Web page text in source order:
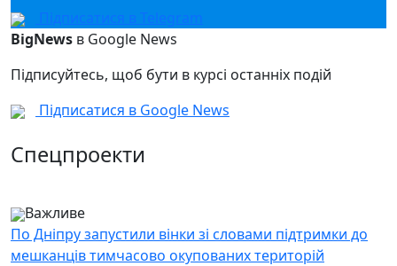
Підписатися в Telegram
BigNews в Google News
Підписуйтесь, щоб бути в курсі останніх подій
Підписатися в Google News
Спецпроекти
Важливе
По Дніпру запустили вінки зі словами підтримки до
мешканців тимчасово окупованих територій